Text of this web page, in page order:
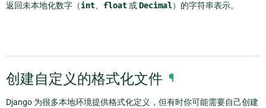
返回未本地化数字（int、 float或Decimal）的字符串表示。
创建自定义的格式化文件 ¶
Django 为很多本地环境提供格式化定义，但有时你可能需要自己创建